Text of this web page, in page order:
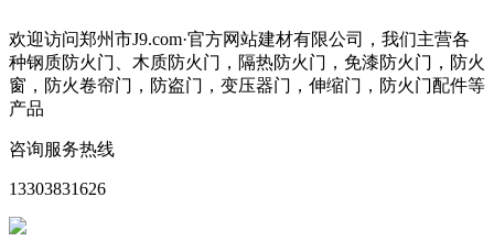
欢迎访问郑州市J9.com·官方网站建材有限公司，我们主营各
种钢质防火门、木质防火门，隔热防火门，免漆防火门，防火
窗，防火卷帘门，防盗门，变压器门，伸缩门，防火门配件等
产品
咨询服务热线
13303831626